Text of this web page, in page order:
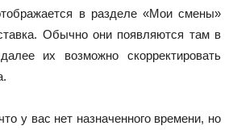
в разделе «Мои смены»
Обычно они появляются там в
их возможно скорректировать
у вас нет назначенного времени, но